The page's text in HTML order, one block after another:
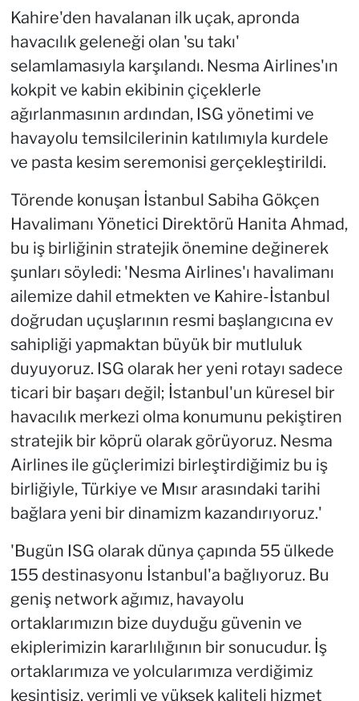
Kahire'den havalanan ilk uçak, apronda
havacılık geleneği olan 'su takı'
selamlamasıyla karşılandı. Nesma Airlines'ın
kokpit ve kabin ekibinin çiçeklerle
ağırlanmasının ardından, ISG yönetimi ve
havayolu temsilcilerinin katılımıyla kurdele
ve pasta kesim seremonisi gerçekleştirildi.
Törende konuşan İstanbul Sabiha Gökçen
Havalimanı Yönetici Direktörü Hanita Ahmad,
bu iş birliğinin stratejik önemine değinerek
şunları söyledi: 'Nesma Airlines'ı havalimanı
ailemize dahil etmekten ve Kahire-İstanbul
doğrudan uçuşlarının resmi başlangıcına ev
sahipliği yapmaktan büyük bir mutluluk
duyuyoruz. ISG olarak her yeni rotayı sadece
ticari bir başarı değil; İstanbul'un küresel bir
havacılık merkezi olma konumunu pekiştiren
stratejik bir köprü olarak görüyoruz. Nesma
Airlines ile güçlerimizi birleştirdiğimiz bu iş
birliğiyle, Türkiye ve Mısır arasındaki tarihi
bağlara yeni bir dinamizm kazandırıyoruz.'
'Bugün ISG olarak dünya çapında 55 ülkede
155 destinasyonu İstanbul'a bağlıyoruz. Bu
geniş network ağımız, havayolu
ortaklarımızın bize duyduğu güvenin ve
ekiplerimizin kararlılığının bir sonucudur. İş
ortaklarımıza ve yolcularımıza verdiğimiz
kesintisiz, verimli ve yüksek kaliteli hizmet